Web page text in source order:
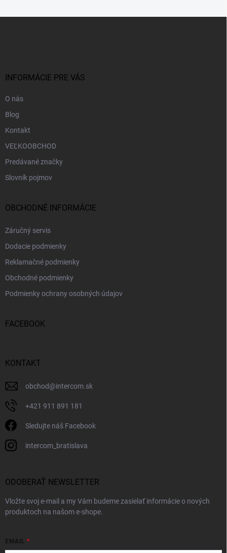
INFORMÁCIE PRE VÁS
O nás
Blog
Kontakt
VEĽKOOBCHOD
Predávané značky
Slovník pojmov
OBCHODNÉ INFORMÁCIE
Záručný servis
Dodacie podmienky
Reklamačné podmienky
Obchodné podmienky
Podmienky ochrany osobných údajov
FACEBOOK
KONTAKT
obchod@intercom.sk
+421 911 891 181
Sledujte náš Facebook
intercom_bratislava
ODOBERAŤ NEWSLETTER
Vložte svoj e-mail a my Vám budeme zasielať informácie o nových
produktoch na našom e-shope.
EMAIL